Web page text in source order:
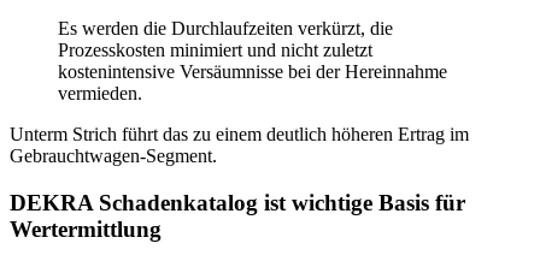
Es werden die Durchlaufzeiten verkürzt, die
Prozesskosten minimiert und nicht zuletzt
kostenintensive Versäumnisse bei der Hereinnahme
vermieden.
Unterm Strich führt das zu einem deutlich höheren Ertrag im
Gebrauchtwagen-Segment.
DEKRA Schadenkatalog ist wichtige Basis für
Wertermittlung